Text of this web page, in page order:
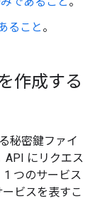
ること 。
作成する
秘密鍵ファイ
API にリクエス
1 つのサービス
ビスを表すこ